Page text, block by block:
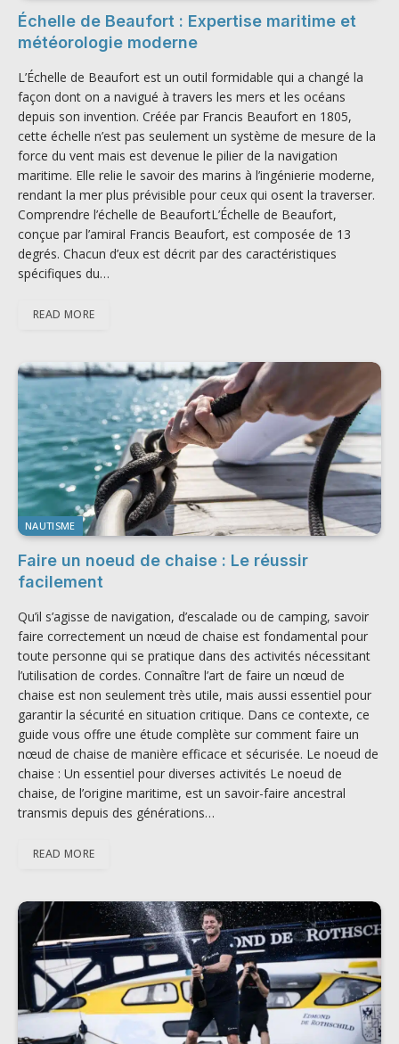
Échelle de Beaufort : Expertise maritime et
météorologie moderne
L’Échelle de Beaufort est un outil formidable qui a changé la
façon dont on a navigué à travers les mers et les océans
depuis son invention. Créée par Francis Beaufort en 1805,
cette échelle n’est pas seulement un système de mesure de la
force du vent mais est devenue le pilier de la navigation
maritime. Elle relie le savoir des marins à l’ingénierie moderne,
rendant la mer plus prévisible pour ceux qui osent la traverser.
Comprendre l’échelle de BeaufortL’Échelle de Beaufort,
conçue par l’amiral Francis Beaufort, est composée de 13
degrés. Chacun d’eux est décrit par des caractéristiques
spécifiques du…
READ MORE
NAUTISME
Faire un noeud de chaise : Le réussir
facilement
Qu’il s’agisse de navigation, d’escalade ou de camping, savoir
faire correctement un nœud de chaise est fondamental pour
toute personne qui se pratique dans des activités nécessitant
l’utilisation de cordes. Connaître l’art de faire un nœud de
chaise est non seulement très utile, mais aussi essentiel pour
garantir la sécurité en situation critique. Dans ce contexte, ce
guide vous offre une étude complète sur comment faire un
nœud de chaise de manière efficace et sécurisée. Le noeud de
chaise : Un essentiel pour diverses activités Le noeud de
chaise, de l’origine maritime, est un savoir-faire ancestral
transmis depuis des générations…
READ MORE